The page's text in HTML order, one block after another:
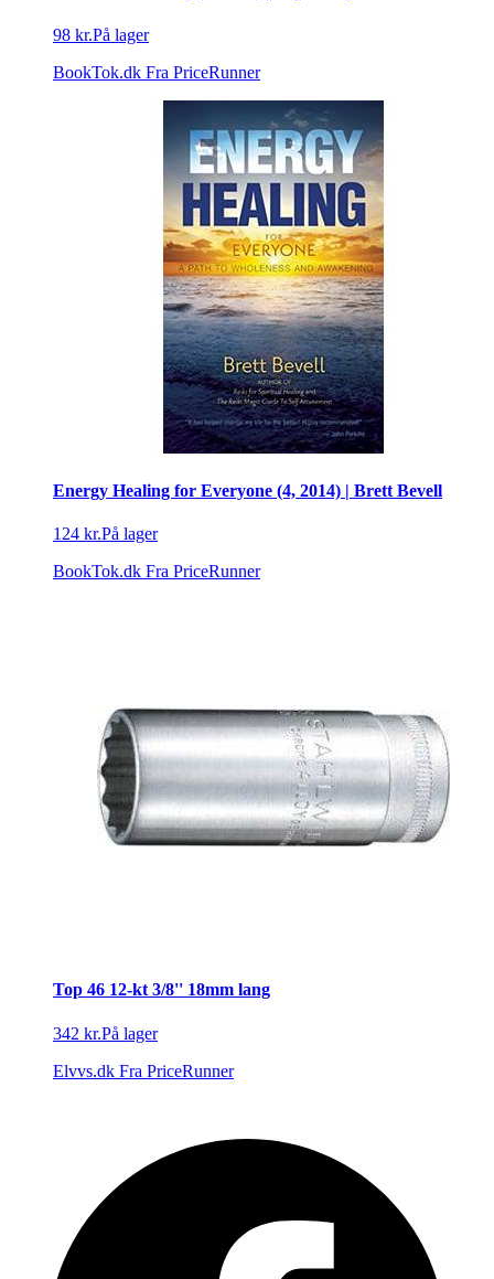
98 kr.På lager
BookTok.dk Fra PriceRunner
Energy Healing for Everyone (4, 2014) | Brett Bevell
124 kr.På lager
BookTok.dk Fra PriceRunner
Top 46 12-kt 3/8'' 18mm lang
342 kr.På lager
Elvvs.dk Fra PriceRunner